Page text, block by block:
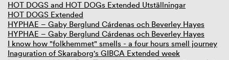
HOT DOGS and HOT DOGs Extended Utställningar
HOT DOGS Extended
HYPHAE – Gaby Berglund Cárdenas och Beverley Hayes
HYPHAE – Gaby Berglund Cárdenas och Beverley Hayes
I know how "folkhemmet" smells - a four hours smell journey
Inaguration of Skaraborg's GIBCA Extended week